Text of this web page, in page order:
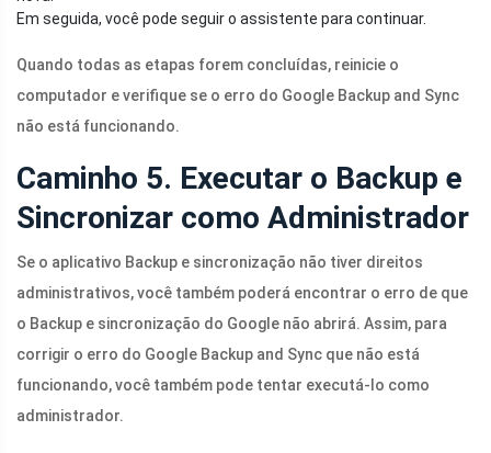
Em seguida, você pode seguir o assistente para continuar.
Quando todas as etapas forem concluídas, reinicie o
computador e verifique se o erro do Google Backup and Sync
não está funcionando.
Caminho 5. Executar o Backup e
Sincronizar como Administrador
Se o aplicativo Backup e sincronização não tiver direitos
administrativos, você também poderá encontrar o erro de que
o Backup e sincronização do Google não abrirá. Assim, para
corrigir o erro do Google Backup and Sync que não está
funcionando, você também pode tentar executá-lo como
administrador.